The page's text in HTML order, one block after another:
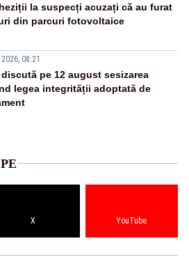
la suspecți acuzați că au furat
din parcuri fotovoltaice
08:21
discută pe 12 august sesizarea
legea integrității adoptată de
X YouTube